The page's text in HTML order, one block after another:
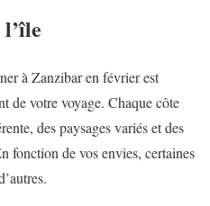
à Zanzibar en février est
de votre voyage. Chaque côte
des paysages variés et des
fonction de vos envies, certaines